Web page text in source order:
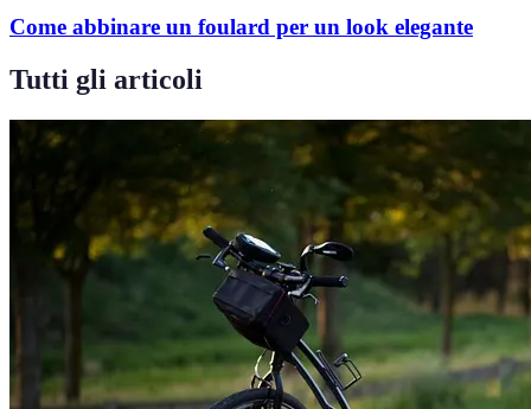
Come abbinare un foulard per un look elegante
Tutti gli articoli